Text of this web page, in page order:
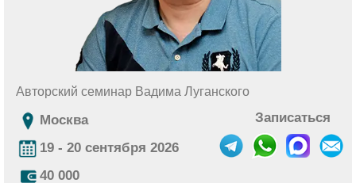
Авторский семинар Вадима Луганского
Москва
19 - 20 сентября 2026
40 000
Записаться